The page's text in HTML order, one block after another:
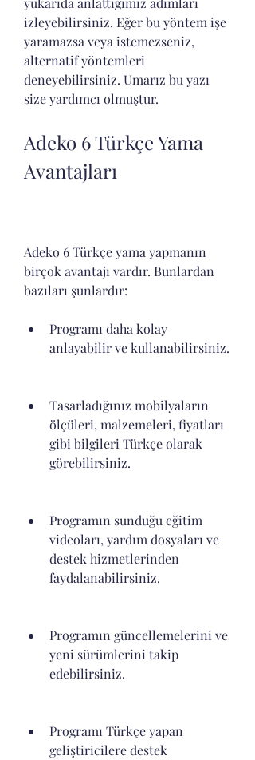
izleyebilirsiniz. Eğer bu yöntem işe
yaramazsa veya istemezseniz,
alternatif yöntemleri
deneyebilirsiniz. Umarız bu yazı
size yardımcı olmuştur.
Adeko 6 Türkçe Yama
Avantajları
Adeko 6 Türkçe yama yapmanın
birçok avantajı vardır. Bunlardan
bazıları şunlardır:
Programı daha kolay
anlayabilir ve kullanabilirsiniz.
Tasarladığınız mobilyaların
ölçüleri, malzemeleri, fiyatları
gibi bilgileri Türkçe olarak
görebilirsiniz.
Programın sunduğu eğitim
videoları, yardım dosyaları ve
destek hizmetlerinden
faydalanabilirsiniz.
Programın güncellemelerini ve
yeni sürümlerini takip
edebilirsiniz.
Programı Türkçe yapan
geliştiricilere destek